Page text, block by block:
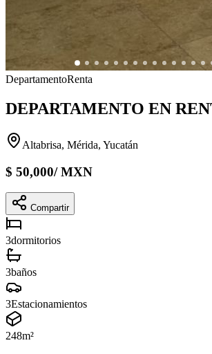
DepartamentoRenta
DEPARTAMENTO EN
Altabrisa, Mérida, Yucatán
$ 50,000/MXN
Compartir
3dormitorios
3baños
3Estacionamientos
248m²